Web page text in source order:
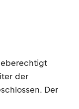
der
Der